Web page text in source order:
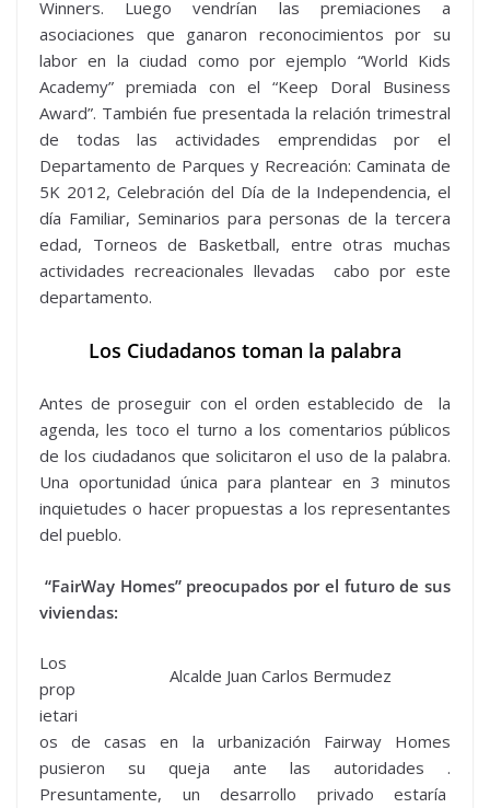
Winners. Luego vendrían las premiaciones a
asociaciones que ganaron reconocimientos por su
labor en la ciudad como por ejemplo “World Kids
Academy” premiada con el “Keep Doral Business
Award”. También fue presentada la relación trimestral
de todas las actividades emprendidas por el
Departamento de Parques y Recreación: Caminata de
5K 2012, Celebración del Día de la Independencia, el
día Familiar, Seminarios para personas de la tercera
edad, Torneos de Basketball, entre otras muchas
actividades recreacionales llevadas cabo por este
departamento.
Los Ciudadanos toman la palabra
Antes de proseguir con el orden establecido de la
agenda, les toco el turno a los comentarios públicos
de los ciudadanos que solicitaron el uso de la palabra.
Una oportunidad única para plantear en 3 minutos
inquietudes o hacer propuestas a los representantes
del pueblo.
“FairWay Homes” preocupados por el futuro de sus
viviendas:
Alcalde Juan Carlos Bermudez
Los
prop
ietari
os de casas en la urbanización Fairway Homes
pusieron su queja ante las autoridades .
Presuntamente, un desarrollo privado estaría